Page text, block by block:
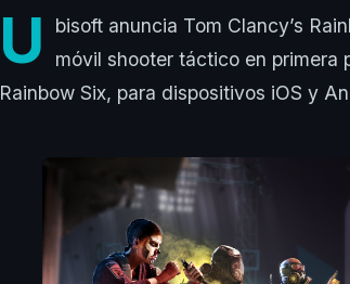
U
bisoft anuncia Tom Clancy’s
móvil shooter táctico en primera
Rainbow Six, para dispositivos iOS y